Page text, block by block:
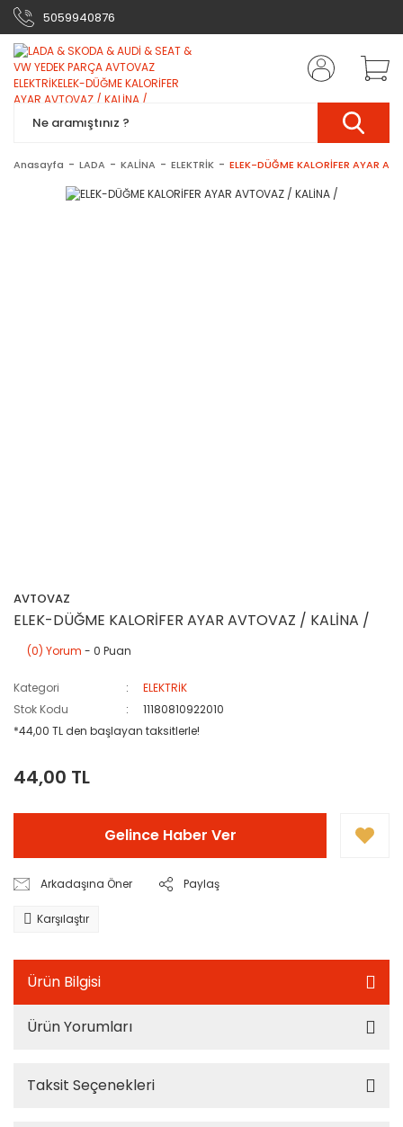
5059940876
Anasayfa LADA KALİNA ELEKTRİK ELEK-DÜĞME KALORİFER AYAR
AVTOVAZ
ELEK-DÜĞME KALORİFER AYAR AVTOVAZ / KALİNA /
(0) Yorum - 0 Puan
Kategori
ELEKTRİK
Stok Kodu
11180810922010
*44,00 TL den başlayan taksitlerle!
44,00 TL
Gelince Haber Ver
Arkadaşına Öner Paylaş
Karşılaştır
Ürün Bilgisi
Ürün Yorumları
Taksit Seçenekleri